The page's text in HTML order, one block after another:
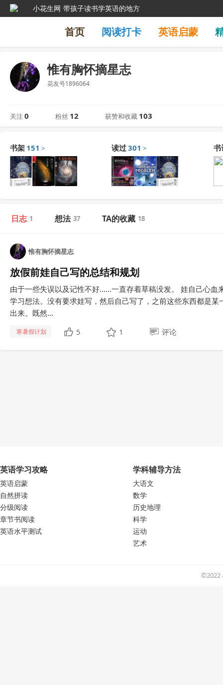
小花生网 带孩子读书学英语的地方
首页 阅读打卡 英语启蒙
惟有胸怀摘星志
花友号1896064
关注 0 粉丝 12 获赞和收藏 103
书架 151 > 读过301 > 书
日志 1 想法 37 TA的收藏 18
惟有胸怀摘星志
放假前娃自己写的总结和规划
由于一些失误以及记性不好......一直存着草稿没发。 娃自己心
学习想法。没有要求娃写，然后自己写了，之前这些东西都是
出来。既然...
寒暑假计划 5 1 评论
英语学习攻略
英语启蒙
自然拼读
分级阅读
章节书阅读
英语水平测试
学科辅导方法
大语文
数学
历史地理
科学
运动
艺术
©2022